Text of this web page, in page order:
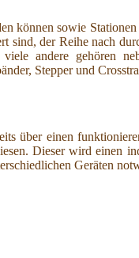
können sowie
sind, der Reihe nach
andere gehören
Stepper und
über einen
Dieser wird einen
Geräten